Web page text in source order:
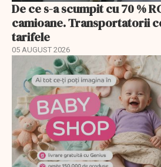
De ce s-a scumpit cu 70 %
camioane. Transportatorii
tarifele
05 AUGUST 2026